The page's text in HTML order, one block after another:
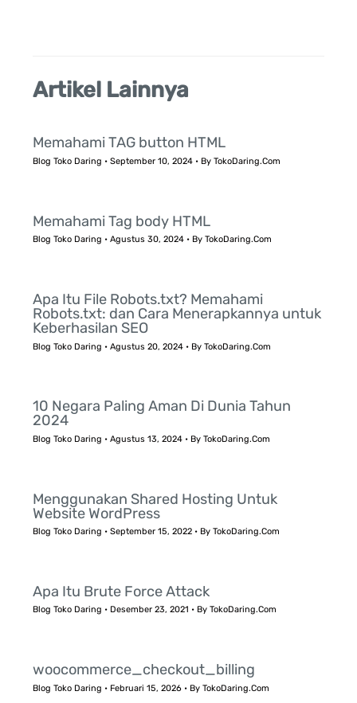
Artikel Lainnya
Memahami TAG button HTML
Blog Toko Daring •September 10, 2024 • ByTokoDaring.Com
Memahami Tag body HTML
Blog Toko Daring •Agustus 30, 2024 • ByTokoDaring.Com
Apa Itu File Robots.txt? Memahami
Robots.txt: dan Cara Menerapkannya untuk
Keberhasilan SEO
Blog Toko Daring •Agustus 20, 2024 • ByTokoDaring.Com
10 Negara Paling Aman Di Dunia Tahun
2024
Blog Toko Daring •Agustus 13, 2024 • ByTokoDaring.Com
Menggunakan Shared Hosting Untuk
Website WordPress
Blog Toko Daring •September 15, 2022 • ByTokoDaring.Com
Apa Itu Brute Force Attack
Blog Toko Daring • Desember 23, 2021 • ByTokoDaring.Com
woocommerce_checkout_billing
Blog Toko Daring • Februari 15, 2026 • ByTokoDaring.Com